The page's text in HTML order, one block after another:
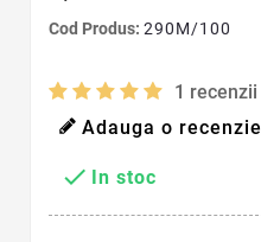
Cod Produs: 290M/100
1 recenzii
Adauga o recenzie
 In stoc